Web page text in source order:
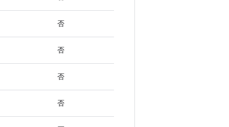
否
否
否
否